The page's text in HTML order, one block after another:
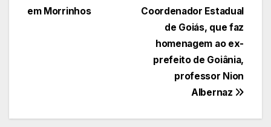
Post
Coordenador Estadual
de Goiás, que faz
homenagem ao ex-
prefeito de Goiânia,
professor Nion
Albernaz
em Morrinhos